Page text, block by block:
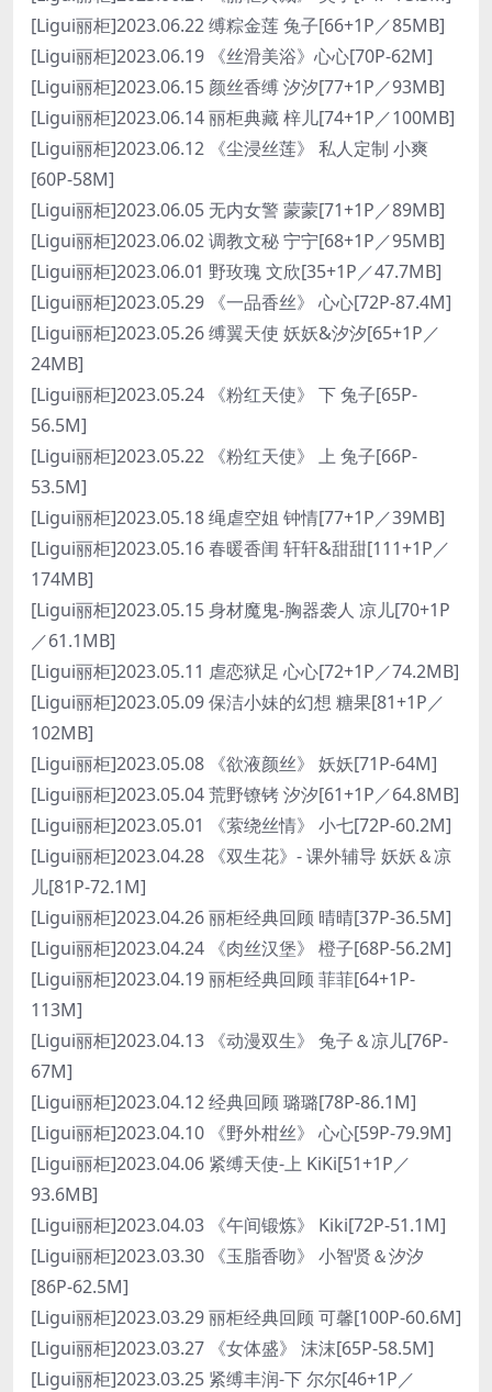
[Ligui丽柜]2023.06.22 缚粽金莲 兔子[66+1P／85MB]
[Ligui丽柜]2023.06.19 《丝滑美浴》心心[70P-62M]
[Ligui丽柜]2023.06.15 颜丝香缚 汐汐[77+1P／93MB]
[Ligui丽柜]2023.06.14 丽柜典藏 梓儿[74+1P／100MB]
[Ligui丽柜]2023.06.12 《尘浸丝莲》 私人定制 小爽
[60P-58M]
[Ligui丽柜]2023.06.05 无内女警 蒙蒙[71+1P／89MB]
[Ligui丽柜]2023.06.02 调教文秘 宁宁[68+1P／95MB]
[Ligui丽柜]2023.06.01 野玫瑰 文欣[35+1P／47.7MB]
[Ligui丽柜]2023.05.29 《一品香丝》 心心[72P-87.4M]
[Ligui丽柜]2023.05.26 缚翼天使 妖妖&汐汐[65+1P／
24MB]
[Ligui丽柜]2023.05.24 《粉红天使》 下 兔子[65P-
56.5M]
[Ligui丽柜]2023.05.22 《粉红天使》 上 兔子[66P-
53.5M]
[Ligui丽柜]2023.05.18 绳虐空姐 钟情[77+1P／39MB]
[Ligui丽柜]2023.05.16 春暖香闺 轩轩&甜甜[111+1P／
174MB]
[Ligui丽柜]2023.05.15 身材魔鬼-胸器袭人 凉儿[70+1P
／61.1MB]
[Ligui丽柜]2023.05.11 虐恋狱足 心心[72+1P／74.2MB]
[Ligui丽柜]2023.05.09 保洁小妹的幻想 糖果[81+1P／
102MB]
[Ligui丽柜]2023.05.08 《欲液颜丝》 妖妖[71P-64M]
[Ligui丽柜]2023.05.04 荒野镣铐 汐汐[61+1P／64.8MB]
[Ligui丽柜]2023.05.01 《萦绕丝情》 小七[72P-60.2M]
[Ligui丽柜]2023.04.28 《双生花》- 课外辅导 妖妖＆凉
儿[81P-72.1M]
[Ligui丽柜]2023.04.26 丽柜经典回顾 晴晴[37P-36.5M]
[Ligui丽柜]2023.04.24 《肉丝汉堡》 橙子[68P-56.2M]
[Ligui丽柜]2023.04.19 丽柜经典回顾 菲菲[64+1P-
113M]
[Ligui丽柜]2023.04.13 《动漫双生》 兔子＆凉儿[76P-
67M]
[Ligui丽柜]2023.04.12 经典回顾 璐璐[78P-86.1M]
[Ligui丽柜]2023.04.10 《野外柑丝》 心心[59P-79.9M]
[Ligui丽柜]2023.04.06 紧缚天使-上 KiKi[51+1P／
93.6MB]
[Ligui丽柜]2023.04.03 《午间锻炼》 Kiki[72P-51.1M]
[Ligui丽柜]2023.03.30 《玉脂香吻》 小智贤＆汐汐
[86P-62.5M]
[Ligui丽柜]2023.03.29 丽柜经典回顾 可馨[100P-60.6M]
[Ligui丽柜]2023.03.27 《女体盛》 沫沫[65P-58.5M]
[Ligui丽柜]2023.03.25 紧缚丰润-下 尔尔[46+1P／